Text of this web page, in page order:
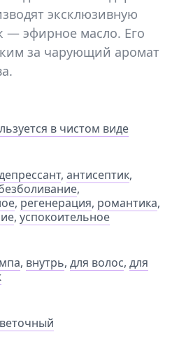
эксклюзивную
— эфирное масло. Его
за чарующий аромат
в чистом виде
, антисептик,
,
, регенерация, романтика,
, успокоительное
, внутрь, для волос, для